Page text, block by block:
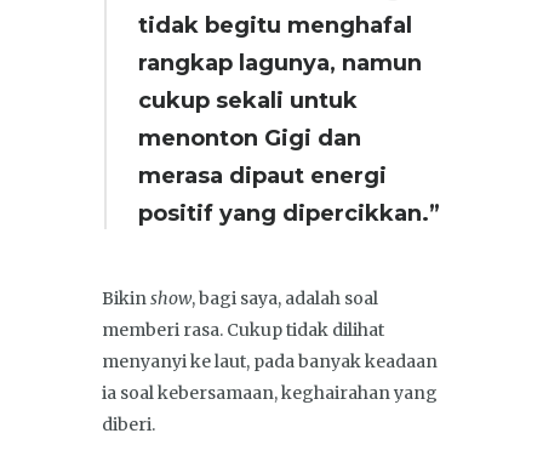
tidak begitu menghafal
rangkap lagunya, namun
cukup sekali untuk
menonton Gigi dan
merasa dipaut energi
positif yang dipercikkan.”
Bikinshow, bagi saya, adalah soal
memberi rasa. Cukup tidak dilihat
menyanyi ke laut, pada banyak keadaan
ia soal kebersamaan, keghairahan yang
diberi.